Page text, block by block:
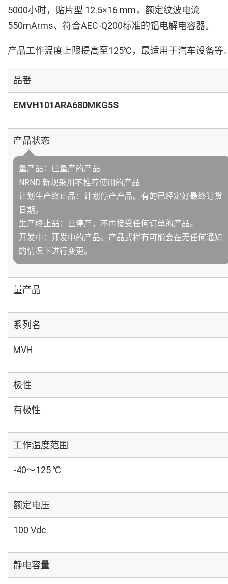
5000小时，贴片型 12.5×16 mm，额定纹波电流
550mArms、符合AEC-Q200标准的铝电解电容器。
产品工作温度上限提高至125℃，最适用于汽车设备等
品番
EMVH101ARA680MKG5S
产品状态
量产品：已量产的产品
NRND:新规采用不推荐使用的产品
计划生产终止品：计划停产产品。有的已经定好最终订货
日期。
生产终止品：已停产，不再接受任何订单的产品。
开发中：开发中的产品。产品式样有可能会在无任何通知
的情况下进行变更。
量产品
系列名
MVH
极性
有极性
工作温度范围
-40～125 ℃
额定电压
100 Vdc
静电容量